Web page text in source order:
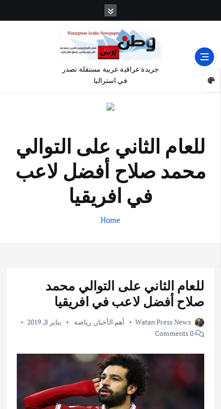
جريدة عراقية عربية مستقلة تصدر
في استراليا
للعام الثاني على التوالي
محمد صلاح أفضل لاعب
في افريقيا
Home
للعام الثاني على التوالي محمد
صلاح أفضل لاعب في افريقيا
Watan Press News أهم الأخبار, رياضة
يناير 8, 2019